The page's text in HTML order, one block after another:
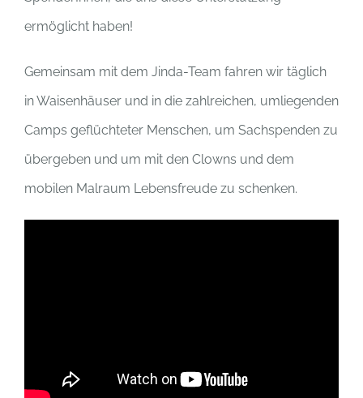
ermöglicht haben!
Gemeinsam mit dem Jinda-Team fahren wir täglich
in Waisenhäuser und in die zahlreichen, umliegenden
Camps geflüchteter Menschen, um Sachspenden zu
übergeben und um mit den Clowns und dem
mobilen Malraum Lebensfreude zu schenken.